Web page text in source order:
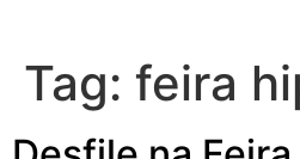
Tag: feira